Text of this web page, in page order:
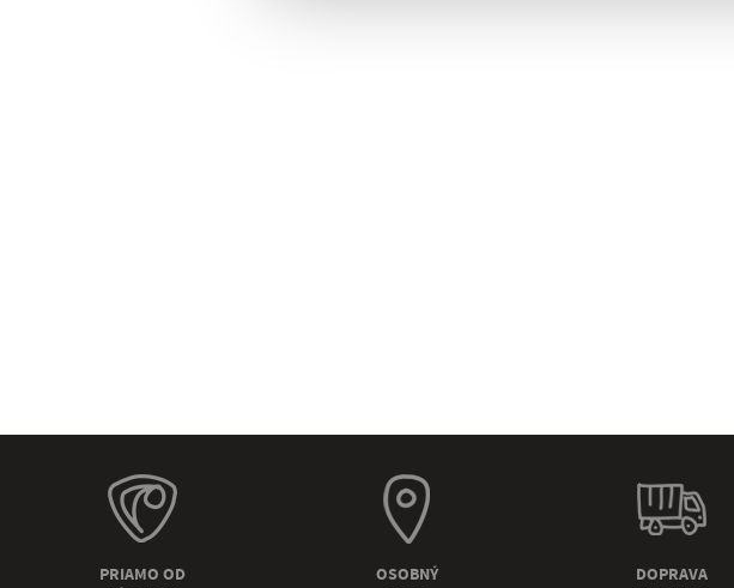
PRIAMO OD
OSOBNÝ
DOPRAVA